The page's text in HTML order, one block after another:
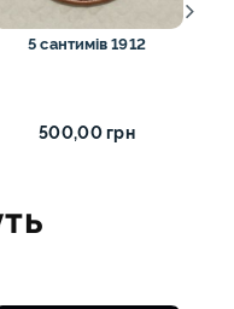
5 сантимів 1912
500,00 грн